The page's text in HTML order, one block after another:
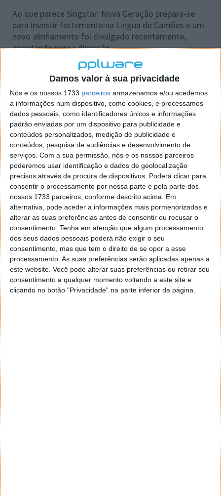
Damos valor à sua privacidade
Nós e os nossos 1733 parceiros armazenamos e/ou acedemos
a informações num dispositivo, como cookies, e processamos
dados pessoais, como identificadores únicos e informações
padrão enviadas por um dispositivo para publicidade e
conteúdos personalizados, medição de publicidade e
conteúdos, pesquisa de audiências e desenvolvimento de
serviços. Com a sua permissão, nós e os nossos parceiros
poderemos usar identificação e dados de geolocalização
precisos através da procura de dispositivos. Poderá clicar para
consentir o processamento por nossa parte e pela parte dos
nossos 1733 parceiros, conforme descrito acima. Em
alternativa, pode aceder a informações mais pormenorizadas e
alterar as suas preferências antes de consentir ou recusar o
consentimento. Tenha em atenção que algum processamento
dos seus dados pessoais poderá não exigir o seu
consentimento, mas que tem o direito de se opor a esse
processamento. As suas preferências serão aplicadas apenas a
este website. Você pode alterar suas preferências ou retirar seu
consentimento a qualquer momento voltando a este site e
clicando no botão "Privacidade" na parte inferior da página.
Ao que parece Singstar: Nova Geração prepara-se
para investir fortemente na Lingua de Camões e um
novo alinhamento foi divulgado recentemente,
apontando nessa direcção.
David Carreira e Miguel Araújo são alguns dos
intérpretes em fila de espera … mas vamos conhecer
mais.
O Regresso de Singstar